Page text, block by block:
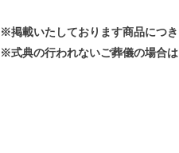
※掲載いたしております商品につ
※式典の行われないご葬儀の場合